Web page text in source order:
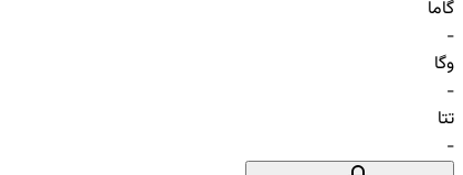
گاما
-
وگا
-
تتا
-